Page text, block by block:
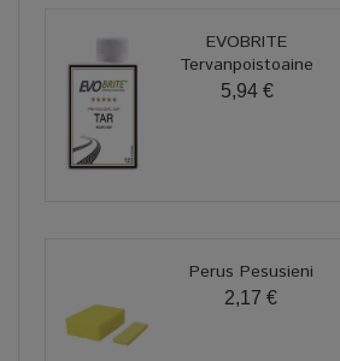
EVOBRITE
Tervanpoistoaine
5,94 €
Perus Pesusieni
2,17 €